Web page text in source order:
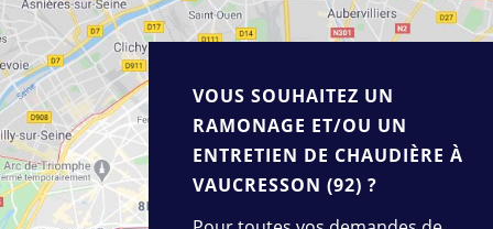
VOUS SOUHAITEZ UN
RAMONAGE ET/OU UN
ENTRETIEN DE CHAUDIÈRE À
VAUCRESSON (92) ?